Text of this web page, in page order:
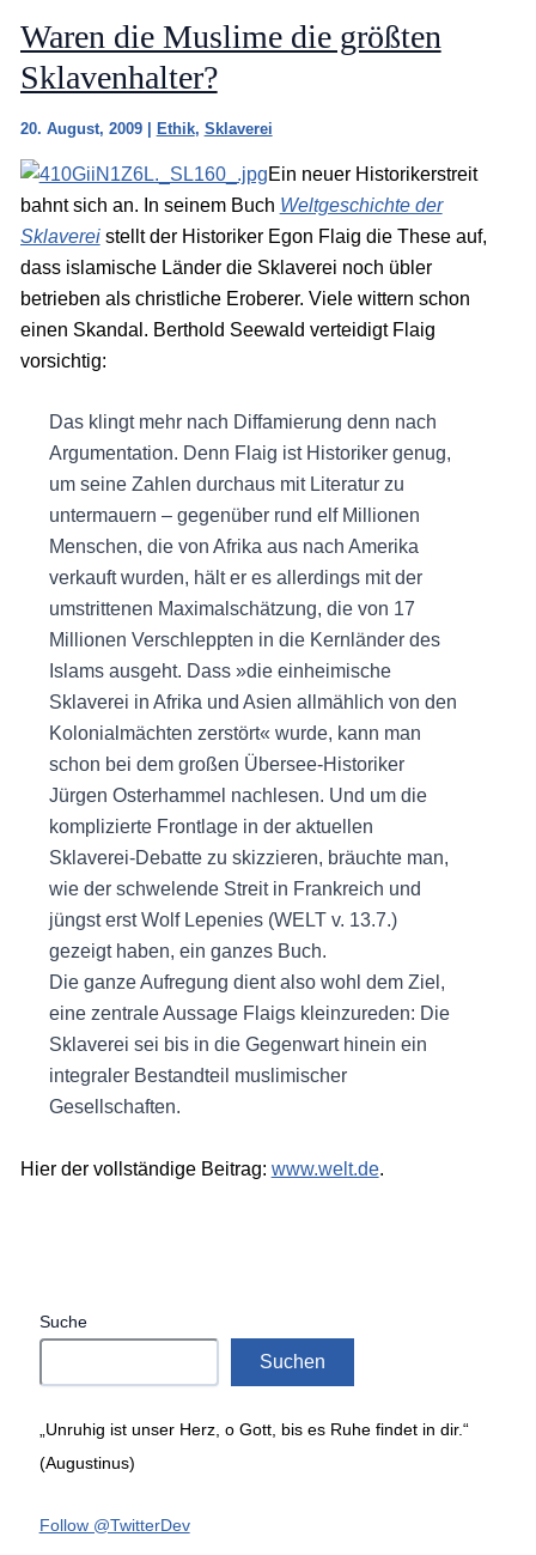
Waren die Muslime die größten
Sklavenhalter?
20. August, 2009 Ethik, Sklaverei
Ein neuer Historikerstreit
bahnt sich an. In seinem Buch Weltgeschichte der
Sklavereistellt der Historiker Egon Flaig die These auf,
dass islamische Länder die Sklaverei noch übler
betrieben als christliche Eroberer. Viele wittern schon
einen Skandal. Berthold Seewald verteidigt Flaig
vorsichtig:
Das klingt mehr nach Diffamierung denn nach
Argumentation. Denn Flaig ist Historiker genug,
um seine Zahlen durchaus mit Literatur zu
untermauern – gegenüber rund elf Millionen
Menschen, die von Afrika aus nach Amerika
verkauft wurden, hält er es allerdings mit der
umstrittenen Maximalschätzung, die von 17
Millionen Verschleppten in die Kernländer des
Islams ausgeht. Dass »die einheimische
Sklaverei in Afrika und Asien allmählich von den
Kolonialmächten zerstört« wurde, kann man
schon bei dem großen Übersee-Historiker
Jürgen Osterhammel nachlesen. Und um die
komplizierte Frontlage in der aktuellen
Sklaverei-Debatte zu skizzieren, bräuchte man,
wie der schwelende Streit in Frankreich und
jüngst erst Wolf Lepenies (WELT v. 13.7.)
gezeigt haben, ein ganzes Buch.
Die ganze Aufregung dient also wohl dem Ziel,
eine zentrale Aussage Flaigs kleinzureden: Die
Sklaverei sei bis in die Gegenwart hinein ein
integraler Bestandteil muslimischer
Gesellschaften.
Hier der vollständige Beitrag: www.welt.de.
Suche
Suchen
„Unruhig ist unser Herz, o Gott, bis es Ruhe findet in dir.“
(Augustinus)
Follow @TwitterDev